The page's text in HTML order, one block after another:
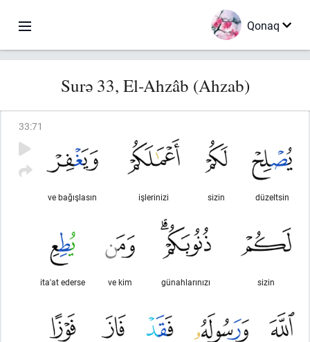
Qonaq
Surə 33, El-Ahzâb (Ahzab)
33:71
düzeltsin
sizin
işlerinizi
ve bağışlasın
sizin
günahlarınızı
ve kim
ita'at ederse